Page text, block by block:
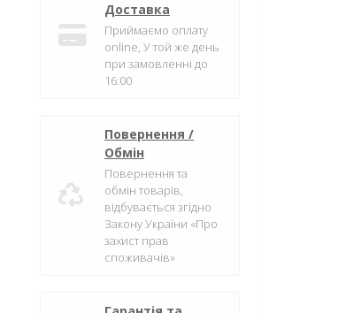
Доставка
Приймаємо оплату
online, У той же день
при замовленні до
16:00
Повернення /
Обмін
Повернення та
обмін товарів,
відбувається згідно
Закону України «Про
захист прав
споживачів»